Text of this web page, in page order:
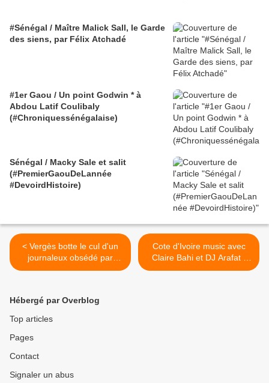
#Sénégal / Maître Malick Sall, le Garde
des siens, par Félix Atchadé
#1er Gaou / Un point Godwin * à
Abdou Latif Coulibaly
(#Chroniquessénégalaise)
Sénégal / Macky Sale et salit
(#PremierGaouDeLannée
#DevoirdHistoire)
< Vergès botte le cul d'un
journaleux obsédé par
l'antisémitisme - Gars du
Cote d'Ivoire music avec
Claire Bahi et DJ Arafat :
Reinta Fouinta >
Hébergé par Overblog
Top articles
Pages
Contact
Signaler un abus